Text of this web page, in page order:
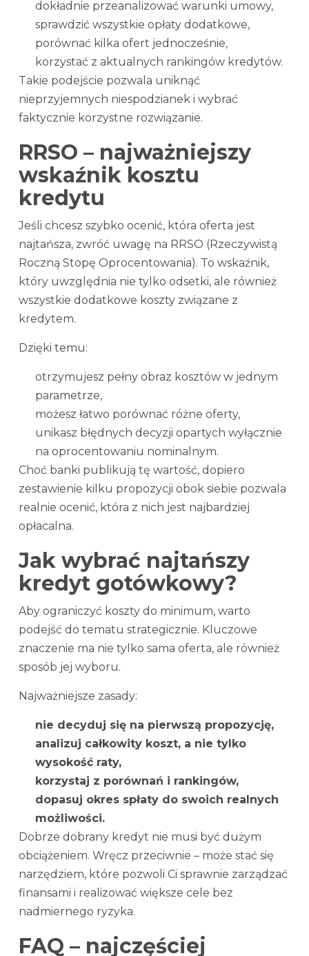
dokładnie przeanalizować warunki umowy,
sprawdzić wszystkie opłaty dodatkowe,
porównać kilka ofert jednocześnie,
korzystać z aktualnych rankingów kredytów.
Takie podejście pozwala uniknąć
nieprzyjemnych niespodzianek i wybrać
faktycznie korzystne rozwiązanie.
RRSO – najważniejszy
wskaźnik kosztu
kredytu
Jeśli chcesz szybko ocenić, która oferta jest
najtańsza, zwróć uwagę na RRSO (Rzeczywistą
Roczną Stopę Oprocentowania). To wskaźnik,
który uwzględnia nie tylko odsetki, ale również
wszystkie dodatkowe koszty związane z
kredytem.
Dzięki temu:
otrzymujesz pełny obraz kosztów w jednym
parametrze,
możesz łatwo porównać różne oferty,
unikasz błędnych decyzji opartych wyłącznie
na oprocentowaniu nominalnym.
Choć banki publikują tę wartość, dopiero
zestawienie kilku propozycji obok siebie pozwala
realnie ocenić, która z nich jest najbardziej
opłacalna.
Jak wybrać najtańszy
kredyt gotówkowy?
Aby ograniczyć koszty do minimum, warto
podejść do tematu strategicznie. Kluczowe
znaczenie ma nie tylko sama oferta, ale również
sposób jej wyboru.
Najważniejsze zasady:
nie decyduj się na pierwszą propozycję,
analizuj całkowity koszt, a nie tylko
wysokość raty,
korzystaj z porównań i rankingów,
dopasuj okres spłaty do swoich realnych
możliwości.
Dobrze dobrany kredyt nie musi być dużym
obciążeniem. Wręcz przeciwnie – może stać się
narzędziem, które pozwoli Ci sprawnie zarządzać
finansami i realizować większe cele bez
nadmiernego ryzyka.
FAQ – najczęściej